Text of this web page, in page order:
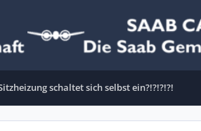
schaltet sich selbst ein?!?!?!?!